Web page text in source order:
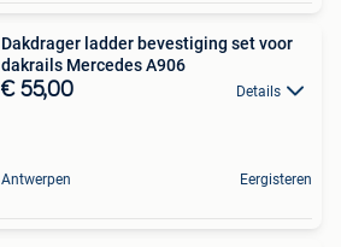
Dakdrager ladder bevestiging set voor
dakrails Mercedes A906
€ 55,00 Details
Antwerpen Eergisteren